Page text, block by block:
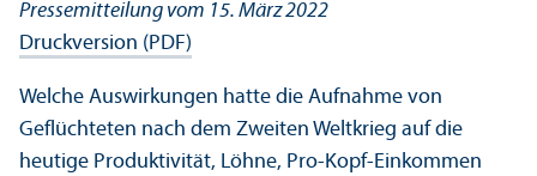
Pressemitteilung vom 15. März 2022
Druckversion (PDF)
Welche Aus­wirkungen hatte die Aufnahme von
Geflüchteten nach dem Zweiten Weltkrieg auf die
heutige Produktivität, Löhne, Pro-Kopf-Einkommen